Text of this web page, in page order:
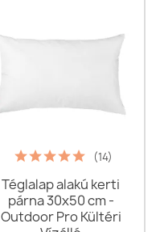
(14)
Téglalap alakú kerti
párna 30x50 cm -
Outdoor Pro Kültéri